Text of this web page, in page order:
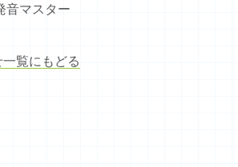
音マスター
覧にもどる